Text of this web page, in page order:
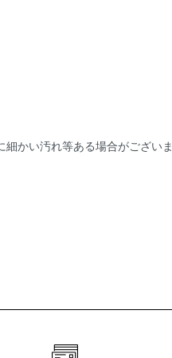
かい汚れ等ある場合がございま